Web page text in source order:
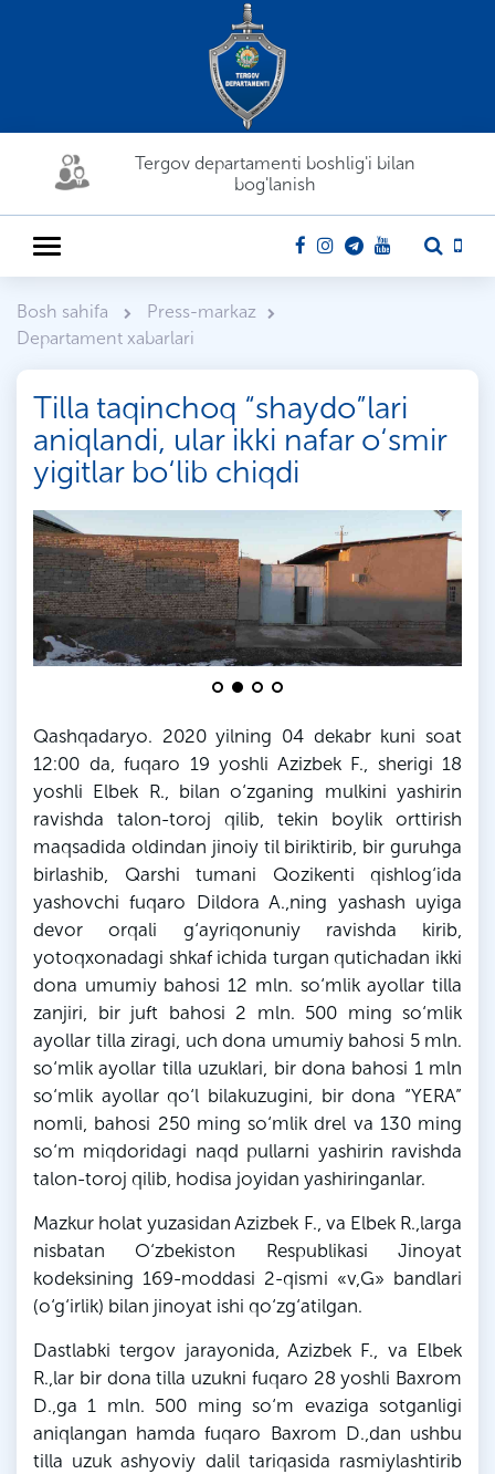
Tergov departamenti boshlig'i bilan
bog'lanish
Bosh sahifa
Press-markaz
Departament xabarlari
Tilla taqinchoq “shaydo”lari
aniqlandi, ular ikki nafar o‘smir
yigitlar bo‘lib chiqdi
Qashqadaryo. 2020 yilning 04 dekabr kuni soat
12:00 da, fuqaro 19 yoshli Azizbek F., sherigi 18
yoshli Elbek R., bilan o‘zganing mulkini yashirin
ravishda talon-toroj qilib, tekin boylik orttirish
maqsadida oldindan jinoiy til biriktirib, bir guruhga
birlashib, Qarshi tumani Qozikenti qishlog‘ida
yashovchi fuqaro Dildora A.,ning yashash uyiga
devor orqali g‘ayriqonuniy ravishda kirib,
yotoqxonadagi shkaf ichida turgan qutichadan ikki
dona umumiy bahosi 12 mln. so‘mlik ayollar tilla
zanjiri, bir juft bahosi 2 mln. 500 ming so‘mlik
ayollar tilla ziragi, uch dona umumiy bahosi 5 mln.
so‘mlik ayollar tilla uzuklari, bir dona bahosi 1 mln
so‘mlik ayollar qo‘l bilakuzugini, bir dona “YERA”
nomli, bahosi 250 ming so‘mlikdrel va 130 ming
so‘m miqdoridagi naqd pullarni yashirin ravishda
talon-toroj qilib, hodisa joyidan yashiringanlar.
Mazkur holat yuzasidanAzizbek F., va Elbek R.,larga
nisbatan O‘zbekiston Respublikasi Jinoyat
kodeksining 169-moddasi 2-qismi «v,G» bandlari
(o‘g‘irlik) bilan jinoyat ishi qo‘zg‘atilgan.
Dastlabki tergov jarayonida, Azizbek F., va Elbek
R.,lar bir dona tilla uzukni fuqaro 28 yoshli Baxrom
D.,ga 1 mln. 500 ming so‘m evaziga sotganligi
aniqlangan hamda fuqaro Baxrom D.,dan ushbu
tilla uzuk ashyoviy dalil tariqasida rasmiylashtirib